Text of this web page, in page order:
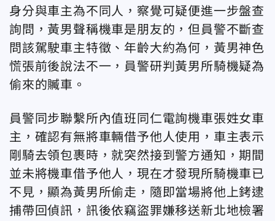
身分與車主為不同人，察覺可疑便進一步盤查
詢問，黃男聲稱機車是朋友的，但員警不斷查
問該駕駛車主特徵、年齡大約為何，黃男神色
慌張前後說法不一，員警研判黃男所騎機疑為
偷來的贓車。
員警同步聯繫所內值班同仁電詢機車張姓女車
主，確認有無將車輛借予他人使用，車主表示
剛騎去領包裹時，就突然接到警方通知，期間
並未將機車借予他人，現在才發現所騎機車已
不見，顯為黃男所偷走，隨即當場將他上銬逮
捕帶回偵訊，訊後依竊盜罪嫌移送新北地檢署